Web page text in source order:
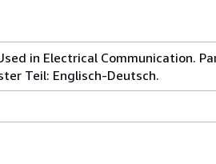
in Electrical Communication.
Teil: Englisch-Deutsch.